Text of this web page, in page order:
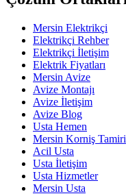
Mersin Elektrikçi
Elektrikçi Rehber
Elektrikçi İletişim
Elektrik Fiyatları
Mersin Avize
Avize Montajı
Avize İletişim
Avize Blog
Usta Hemen
Mersin Korniş Tamiri
Acil Usta
Usta İletişim
Usta Hizmetler
Mersin Usta